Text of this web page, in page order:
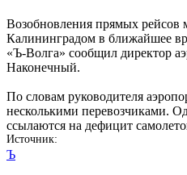
Возобновления прямых рейсов
Калининградом в ближайшее
«Ъ-Волга» сообщил директор
Наконечный.
По словам руководителя
несколькими перевозчиками.
ссылаются на дефицит
Источник
Ъ